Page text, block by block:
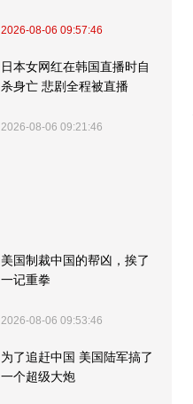
2026-08-06 09:57:46
日本女网红在韩国直播时自
杀身亡 悲剧全程被直播
2026-08-06 09:21:46
美国制裁中国的帮凶，挨了
一记重拳
2026-08-06 09:53:46
为了追赶中国 美国陆军搞了
一个超级大炮